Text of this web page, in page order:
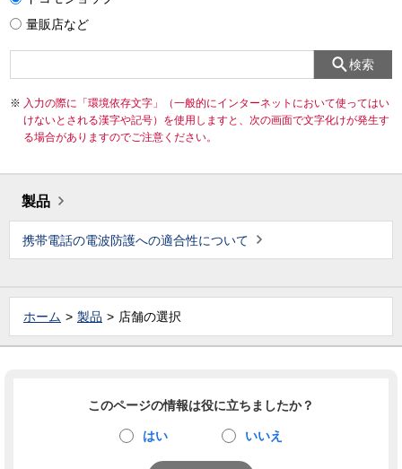
量販店など
検索
入力の際に「環境依存文字」（一般的にインターネットにおいて使ってはい
けないとされる漢字や記号）を使用しますと、次の画面で文字化けが発生す
る場合がありますのでご注意ください。
製品
携帯電話の電波防護への適合性について
ホーム 製品 店舗の選択
このページの情報は役に立ちましたか？
はい いいえ